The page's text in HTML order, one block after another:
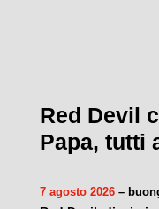
Red Devil
Papa, tutti
7 agosto 2026–